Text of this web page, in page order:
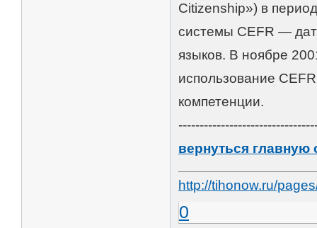
Citizenship») в
системы CEFR —
языков. В ноябре
использование
компетенции.
вернуться главную
http://tihonow.ru/
0